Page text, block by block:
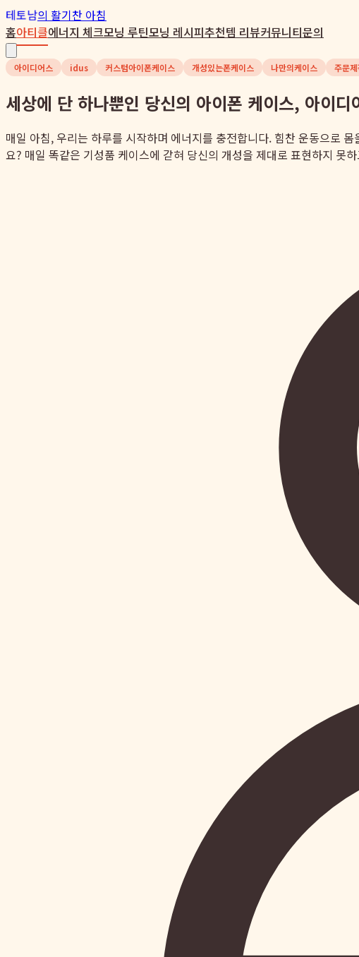
테토남의 활기찬 아침
홈아티클에너지 체크모닝 루틴모닝 레시피추천템 리뷰커뮤니티문의
아이디어스 idus 커스텀아이폰케이스 개성있는폰케이스 나만의케이스 주문
세상에 단 하나뿐인 당신의 아이폰 케이스, 아이디
매일 아침, 우리는 하루를 시작하며 에너지를 충전합니다. 힘찬 운동으로
요? 매일 똑같은 기성품 케이스에 갇혀 당신의 개성을 제대로 표현하지 못